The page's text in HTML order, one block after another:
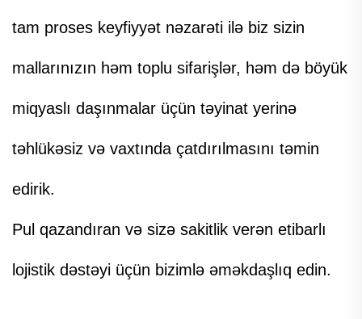
tam proses keyfiyyət nəzarəti ilə biz sizin
mallarınızın həm toplu sifarişlər, həm də böyük
miqyaslı daşınmalar üçün təyinat yerinə
təhlükəsiz və vaxtında çatdırılmasını təmin
edirik.
Pul qazandıran və sizə sakitlik verən etibarlı
lojistik dəstəyi üçün bizimlə əməkdaşlıq edin.